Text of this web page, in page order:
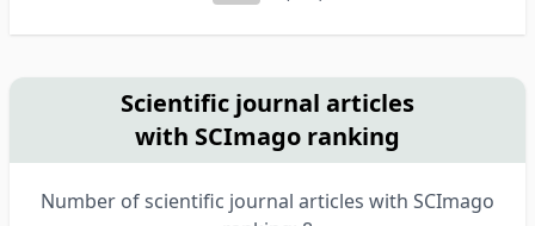
Scientific journal articles
with SCImago ranking
Number of scientific journal articles with SCImago